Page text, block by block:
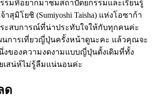
รมที่อยากมาชมสถาปัตยกรรมและเรียนรู้
สุมิโยชิ (Sumiyoshi Taisha) แห่งโอซาก้า
ะสบการณ์ที่น่าประทับใจให้กับทุกคนค่ะ
นการเที่ยวญี่ปุ่นครั้งหน้าดูนะคะ แล้วคุณจะ
ของความงดงามแบบญี่ปุ่นดั้งเดิมที่ทั้ง
เสน่ห์ไม่รู้ลืมแน่นอนค่ะ
ด